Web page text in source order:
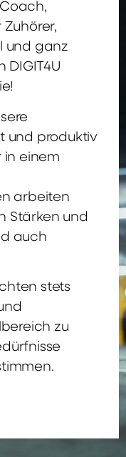
und ganz
DIGIT4U
und produktiv
in einem
arbeiten
Stärken und
auch
stets
zu